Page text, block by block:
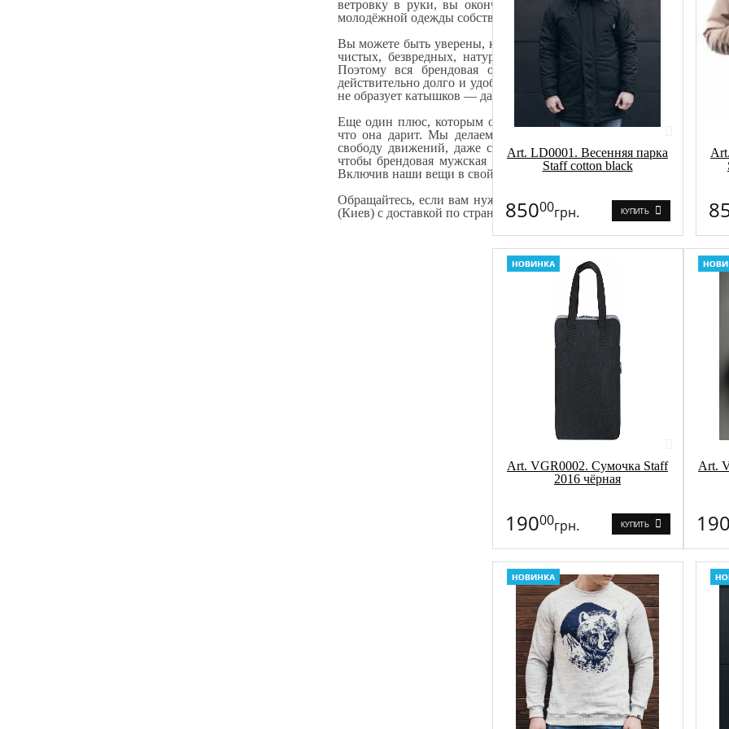
ветровку в руки, вы окончательно убедитесь в безупречности и
молодёжной одежды собственного производства Staff гарантирует.
Вы можете быть уверены, каждая представленная в каталоге
чистых, безвредных, натуральных материалов высокого класса —
Поэтому вся брендовая одежда для подростков и мужчин,
действительно долго и удобно. Свои яркие краски она сохраняет
не образует катышков — даже после года использования вещь будет
Еще один плюс, которым обладает подростковая и мужская
что она дарит. Мы делаем вещи так, чтобы они хорошо сидели
свободу движений, даже самых активных. Мы уделяем
чтобы брендовая мужская одежда Staff согревала при
Включив наши вещи в свой гардероб, вы будете довольны ими
Обращайтесь, если вам нужна удобная по цене, стильная,
(Киев) с доставкой по стране — будем рады вам ее предоставить.
Art. LD0001. Весенняя парка
Staff cotton black
85000грн. КУПИТЬ
Art. VGR0002. Сумочка Staff
2016 чёрная
19000грн. КУПИТЬ
Art.
190